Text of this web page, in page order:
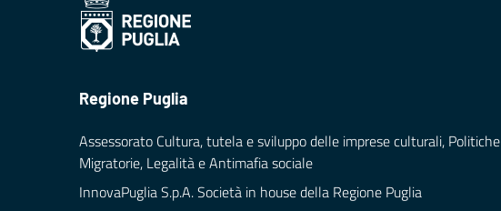
Regione Puglia
Assessorato Cultura, tutela e sviluppo delle imprese culturali, Politiche
Migratorie, Legalità e Antimafia sociale
InnovaPuglia S.p.A. Società in house della Regione Puglia